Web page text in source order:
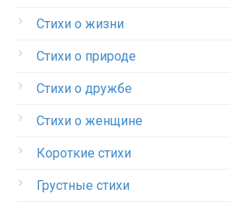
Стихи о жизни
Стихи о природе
Стихи о дружбе
Стихи о женщине
Короткие стихи
Грустные стихи